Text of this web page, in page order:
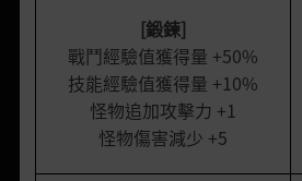
[鍛鍊]
戰鬥經驗值獲得量 +50%
技能經驗值獲得量 +10%
怪物追加攻擊力 +1
怪物傷害減少 +5